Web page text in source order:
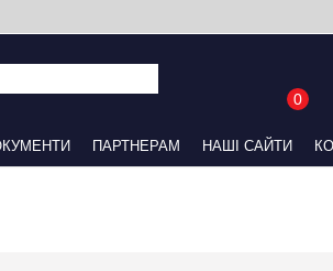
НАШІ САЙТИ КОНТАКТИ UA RU